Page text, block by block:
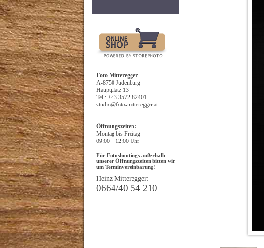
Foto Mitteregger
A-8750 Judenburg
Hauptplatz 13
Tel.: +43 3572-82401
studio@foto-mitteregger.at
Öffnungszeiten:
Montag bis Freitag
09:00 – 12:00 Uhr
Für Fotoshootings außerhalb
unserer Öffnungszeiten bitten wir
um Terminvereinbarung!
Heinz Mitteregger:
0664/40 54 210